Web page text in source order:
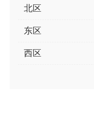
北区
东区
西区